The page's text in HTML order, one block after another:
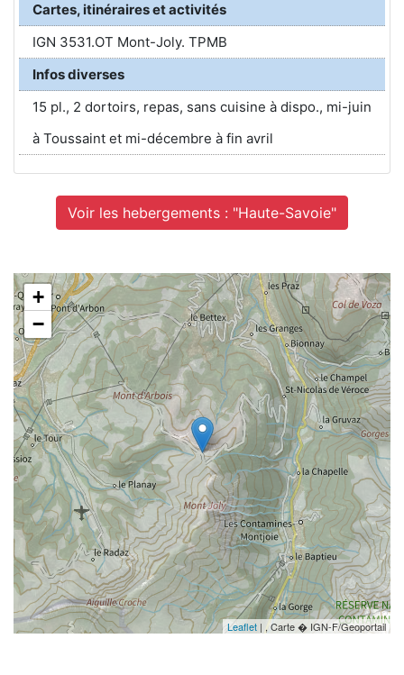
Cartes, itinéraires et activités
IGN 3531.OT Mont-Joly. TPMB
Infos diverses
15 pl., 2 dortoirs, repas, sans cuisine à dispo., mi-juin
à Toussaint et mi-décembre à fin avril
Voir les hebergements : "Haute-Savoie"
+
−
Leaflet | , Carte � IGN-F/Geoportail